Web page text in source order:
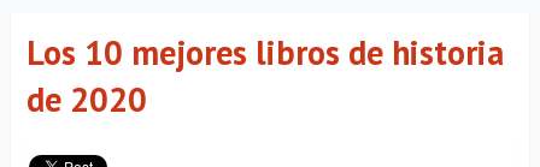
Los 10 mejores libros de historia
de 2020